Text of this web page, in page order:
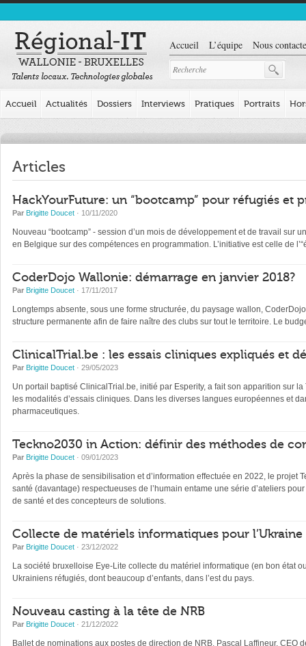
Accueil L’équipe Nous
Accueil Actualités Dossiers Interviews Pratiques Portraits
Articles
HackYourFuture: un “bootcamp” pour réfugiés et
Par Brigitte Doucet · 10/11/2020
Nouveau “bootcamp” - session d’un mois de développement et de travail
en Belgique sur des compétences en programmation. L’initiative est celle de
CoderDojo Wallonie: démarrage en janvier 2018?
Par Brigitte Doucet · 17/11/2017
Longtemps absente, sous une forme structurée, du paysage wallon,
structure permanente afin de faire naître des clubs sur tout le territoire. Le
ClinicalTrial.be : les essais cliniques expliqués et
Par Brigitte Doucet · 29/05/2023
Un portail baptisé ClinicalTrial.be, initié par Esperity, a fait son apparition sur
les modalités d’essais cliniques. Dans les diverses langues européennes et
pharmaceutiques.
Teckno2030 in Action: définir des méthodes de
Par Brigitte Doucet · 09/01/2023
Après la phase de sensibilisation et d’information effectuée en 2022, le projet
santé (davantage) respectueuses de l’humain entame une série d’ateliers
de santé et des concepteurs de solutions.
Collecte de matériels informatiques pour l’Ukraine
Par Brigitte Doucet · 23/12/2022
La société bruxelloise Eye-Lite collecte du matériel informatique (en bon état
Ukrainiens réfugiés, dont beaucoup d’enfants, dans l’est du pays.
Nouveau casting à la tête de NRB
Par Brigitte Doucet · 21/12/2022
Ballet de nominations aux postes de direction de NRB. Pascal Laffineur,